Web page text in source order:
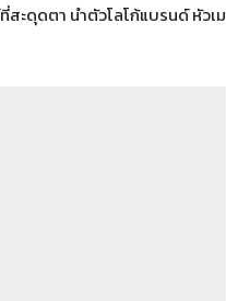
ะดุดตา นำตัวโลโก้แบรนด์ หัวเม